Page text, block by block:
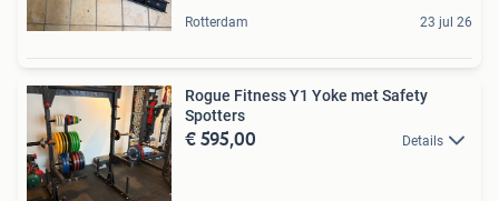
Rotterdam 23 jul 26
Rogue Fitness Y1 Yoke met Safety
Spotters
€ 595,00 Details